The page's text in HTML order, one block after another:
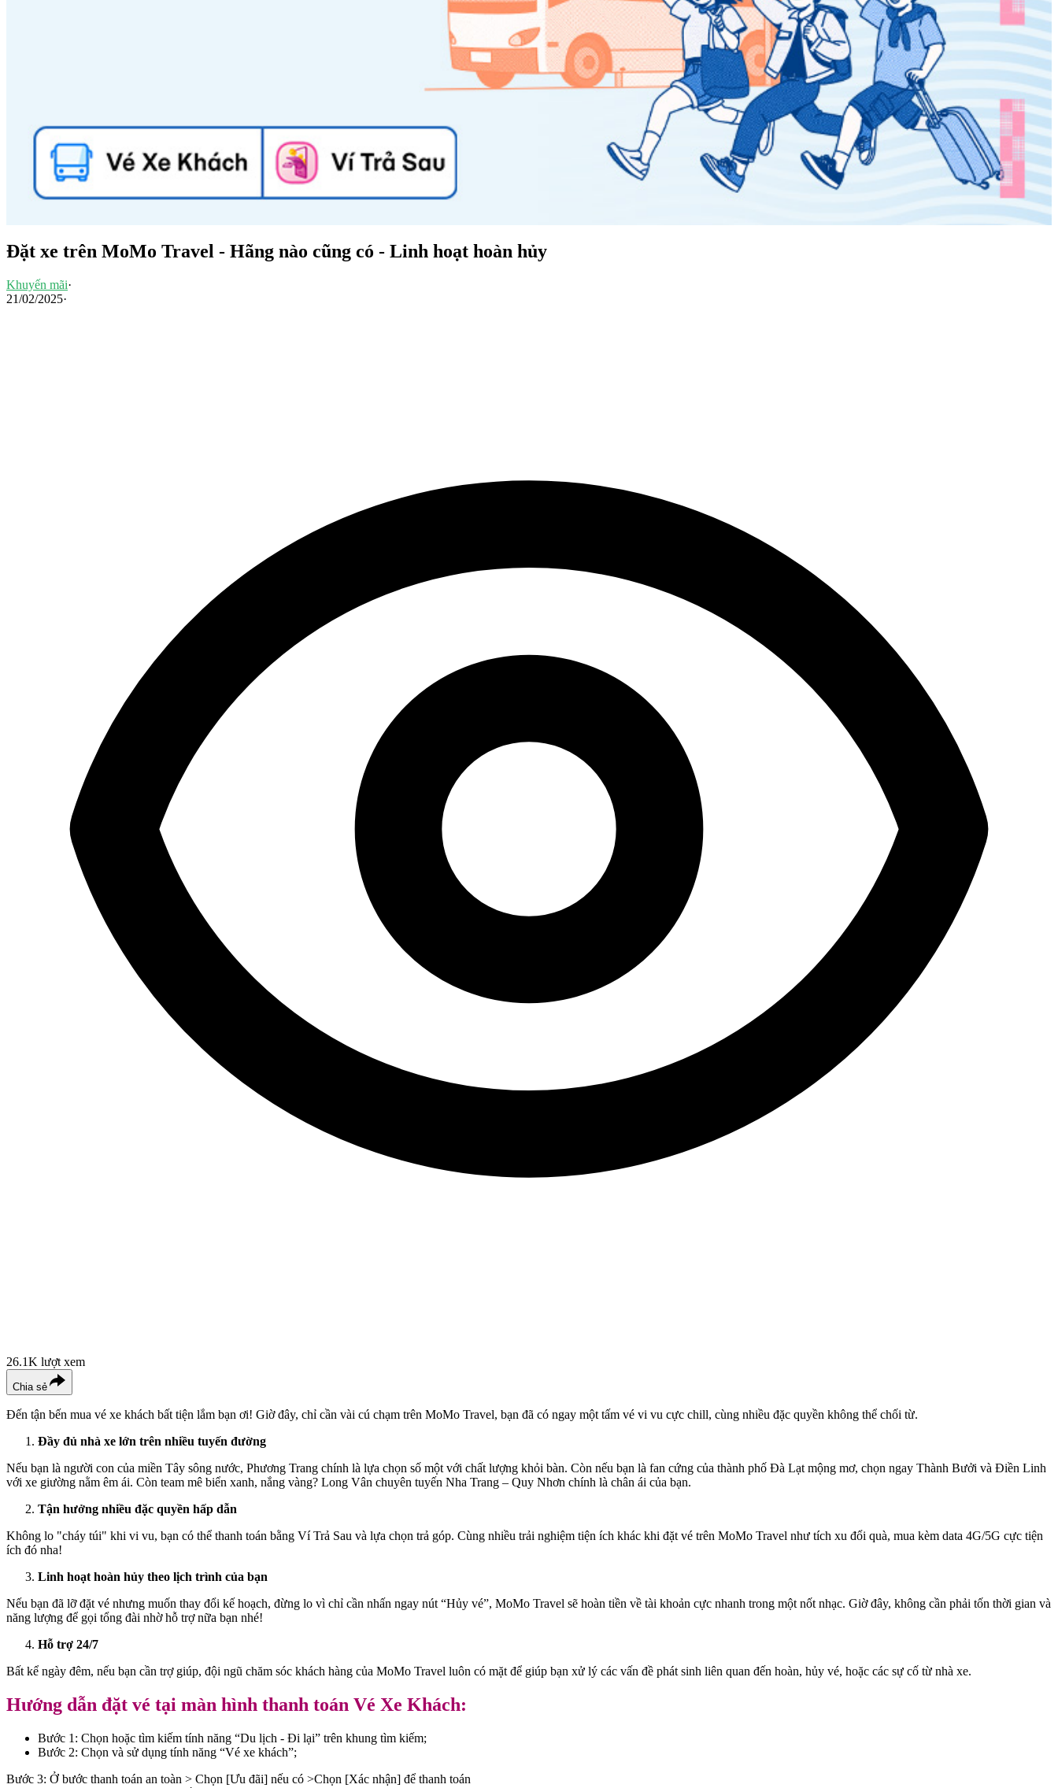
Đặt xe trên MoMo Travel - Hãng nào cũng có - Linh hoạt hoàn hủy
Khuyến mãi·
21/02/2025·
26.1K lượt xem
Chia sẻ
Đến tận bến mua vé xe khách bất tiện lắm bạn ơi! Giờ đây, chỉ cần vài cú chạm trên MoMo Travel, bạn đã có ngay một tấm vé vi vu cực chill, cùng nhiều đặc quyền không thể chối từ.
Đầy đủ nhà xe lớn trên nhiều tuyến đường
Nếu bạn là người con của miền Tây sông nước, Phương Trang chính là lựa chọn số một với chất lượng khỏi bàn. Còn nếu bạn là fan cứng của thành phố Đà Lạt mộng mơ, chọn ngay Thành Bưởi và Điền Linh
với xe giường nằm êm ái. Còn team mê biển xanh, nắng vàng? Long Vân chuyên tuyến Nha Trang – Quy Nhơn chính là chân ái của bạn.
Tận hưởng nhiều đặc quyền hấp dẫn
Không lo "cháy túi" khi vi vu, bạn có thể thanh toán bằng Ví Trả Sau và lựa chọn trả góp. Cùng nhiều trải nghiệm tiện ích khác khi đặt vé trên MoMo Travel như tích xu đổi quà, mua kèm data 4G/5G cực tiện
ích đó nha!
Linh hoạt hoàn hủy theo lịch trình của bạn
Nếu bạn đã lỡ đặt vé nhưng muốn thay đổi kế hoạch, đừng lo vì chỉ cần nhấn ngay nút “Hủy vé”, MoMo Travel sẽ hoàn tiền về tài khoản cực nhanh trong một nốt nhạc. Giờ đây, không cần phải tốn thời gian và
năng lượng để gọi tổng đài nhờ hỗ trợ nữa bạn nhé!
Hỗ trợ 24/7
Bất kể ngày đêm, nếu bạn cần trợ giúp, đội ngũ chăm sóc khách hàng của MoMo Travel luôn có mặt để giúp bạn xử lý các vấn đề phát sinh liên quan đến hoàn, hủy vé, hoặc các sự cố từ nhà xe.
Hướng dẫn đặt vé tại màn hình thanh toán Vé Xe Khách:
Bước 1: Chọn hoặc tìm kiếm tính năng “Du lịch - Đi lại” trên khung tìm kiếm;
Bước 2: Chọn và sử dụng tính năng “Vé xe khách”;
Bước 3: Ở bước thanh toán an toàn > Chọn [Ưu đãi] nếu có >Chọn [Xác nhận] để thanh toán